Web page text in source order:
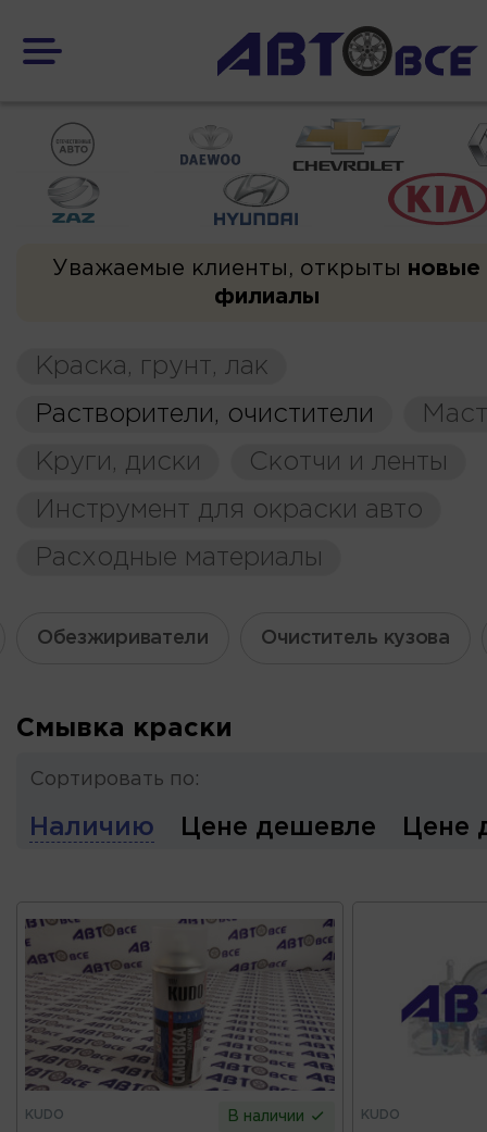
Уважаемые клиенты, открыты новые
филиалы
Краска, грунт, лак
Растворители, очистители
Круги, диски
Скотчи и ленты
Инструмент для окраски авто
Расходные материалы
Обезжириватели Очиститель кузова
Смывка краски
Сортировать по:
Наличию Цене дешевле Цене
KUDO В наличии KUDO